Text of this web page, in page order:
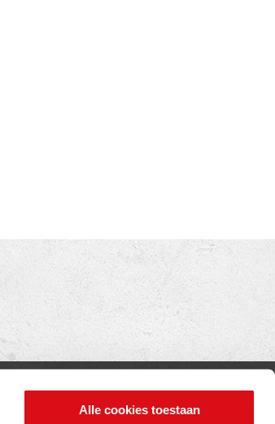
Alle cookies toestaan